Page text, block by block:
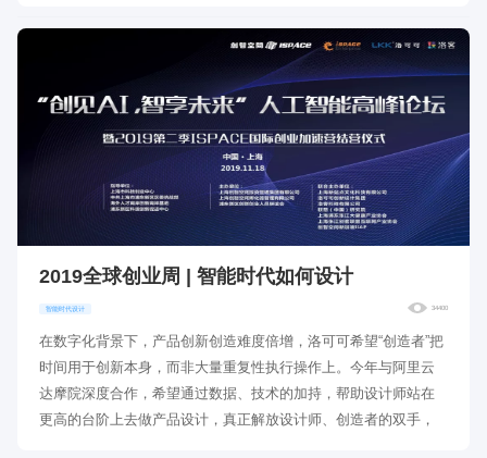
2019全球创业周 | 智能时代如何设计
智能时代设计 34400
在数字化背景下，产品创新创造难度倍增，洛可可希望“创造者”把
时间用于创新本身，而非大量重复性执行操作上。今年与阿里云
达摩院深度合作，希望通过数据、技术的加持，帮助设计师站在
更高的台阶上去做产品设计，真正解放设计师、创造者的双手，